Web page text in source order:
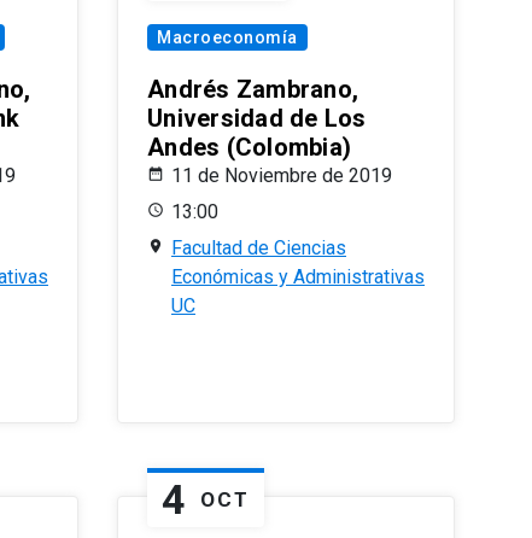
Macroeconomía
Andrés Zambrano,
Universidad de Los
Andes (Colombia)
11 de Noviembre de 2019
13:00
Facultad de Ciencias
Económicas y Administrativas
UC
4 OCT